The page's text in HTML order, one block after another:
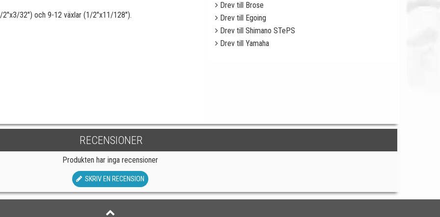
32") och 9-12 växlar (1/2"x11/128").
Drev till Brose
Drev till Egoing
Drev till Shimano STePS
Drev till Yamaha
RECENSIONER
Produkten har inga recensioner
SKRIV EN RECENSION